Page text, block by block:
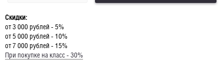
Скидки:
от 3 000 рублей - 5%
от 5 000 рублей - 10%
от 7 000 рублей - 15%
При покупке на класс - 30%